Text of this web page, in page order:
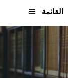
القائمة